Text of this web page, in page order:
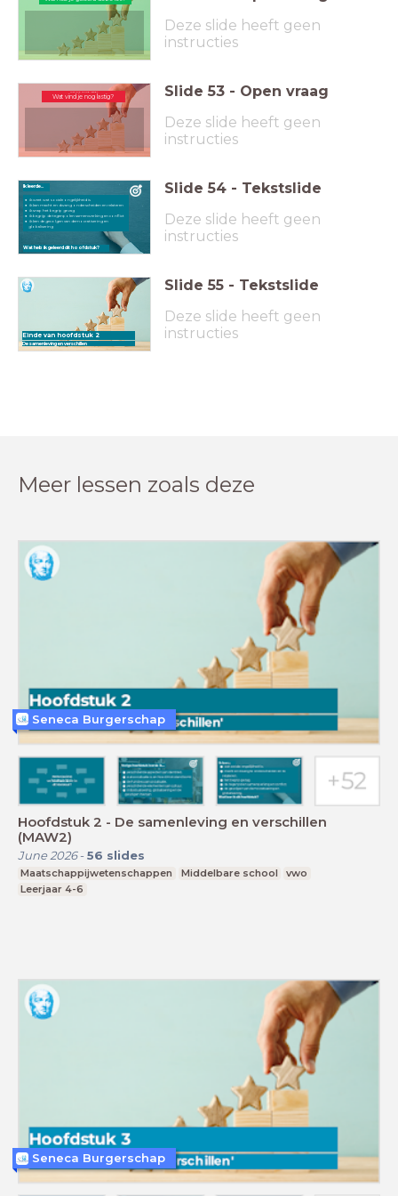
Deze slide heeft geen
instructies
Wat vind je nog lastig?
Wat vind je nog lastig? Slide 53 - Open vraag
Deze slide heeft geen
instructies
Wat heb ik geleerd dit hoofdstuk?
ik weet wat sociale ongelijkheid is
ik kan macht en dwang onderscheiden en relateren
ik snap het begrip gezag
ik begrijp de tegenpolen samenwerking en conflict
ik ken de gevolgen van democratisering en
globalisering
Ik leerde... Slide 54 - Tekstslide
Deze slide heeft geen
instructies
Einde van hoofdstuk 2
De samenleving en verschillen
Slide 55 - Tekstslide
Deze slide heeft geen
instructies
Meer lessen zoals deze
Hoofdstuk 2 - De samenleving en verschillen
(MAW2)
June 2026- 56 slides
Maatschappijwetenschappen Middelbare school
vwo
Leerjaar 4-6
Seneca Burgerschap
Seneca Burgerschap